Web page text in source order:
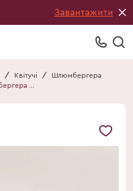
Завантажити
/ Квітучі /
Шлюмбергера
Шлюмбергера мікс